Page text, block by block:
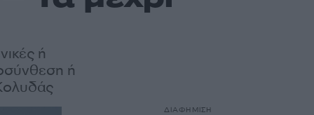
ή
ή
ΔΙΑΦΗΜΙΣΗ